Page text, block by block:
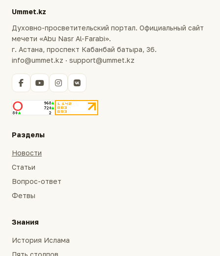
Ummet.kz
Духовно-просветительский портал. Официальный сайт
мечети «Abu Nasr Al-Farabi».
г. Астана, проспект Кабанбай батыра, 36.
info@ummet.kz · support@ummet.kz
Разделы
Новости
Статьи
Вопрос-ответ
Фетвы
Знания
История Ислама
Пять столпов